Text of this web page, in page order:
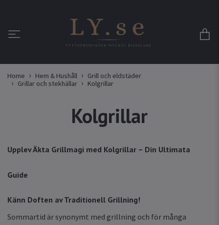
Home Hem & Hushåll
Grill och eldstäder
Grillar och stekhällar
Kolgrillar
Kolgrillar
Upplev Äkta Grillmagi med Kolgrillar – Din Ultimata
Guide
Känn Doften av Traditionell Grillning!
Sommartid är synonymt med grillning och för många